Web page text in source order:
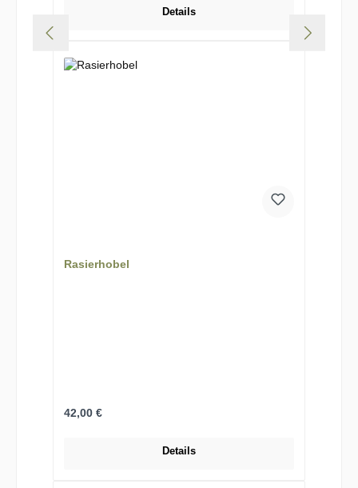
Details
Rasierhobel
Regulärer Preis:
42,00 €
Details